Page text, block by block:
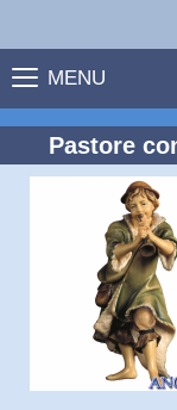
MENU
Pastore